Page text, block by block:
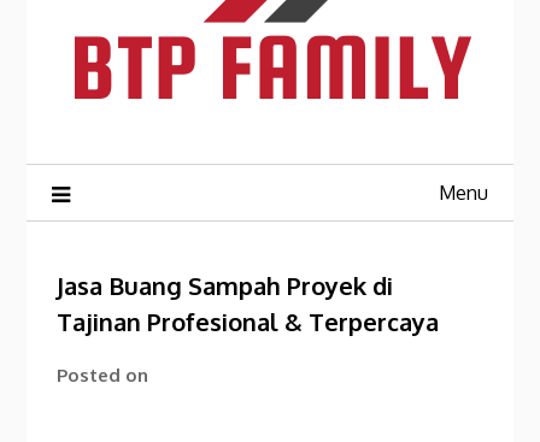
Menu
Jasa Buang Sampah Proyek di
Tajinan Profesional & Terpercaya
Posted on